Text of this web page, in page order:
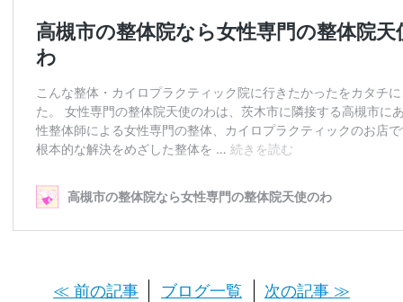
≪ 前の記事 ブログ一覧 次の記事 ≫